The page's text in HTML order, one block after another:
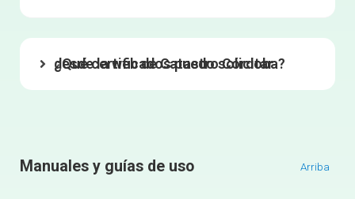
¿Qué certificados puedo solicitar desde la web de Catastro Córdoba?
Manuales y guías de uso Arriba